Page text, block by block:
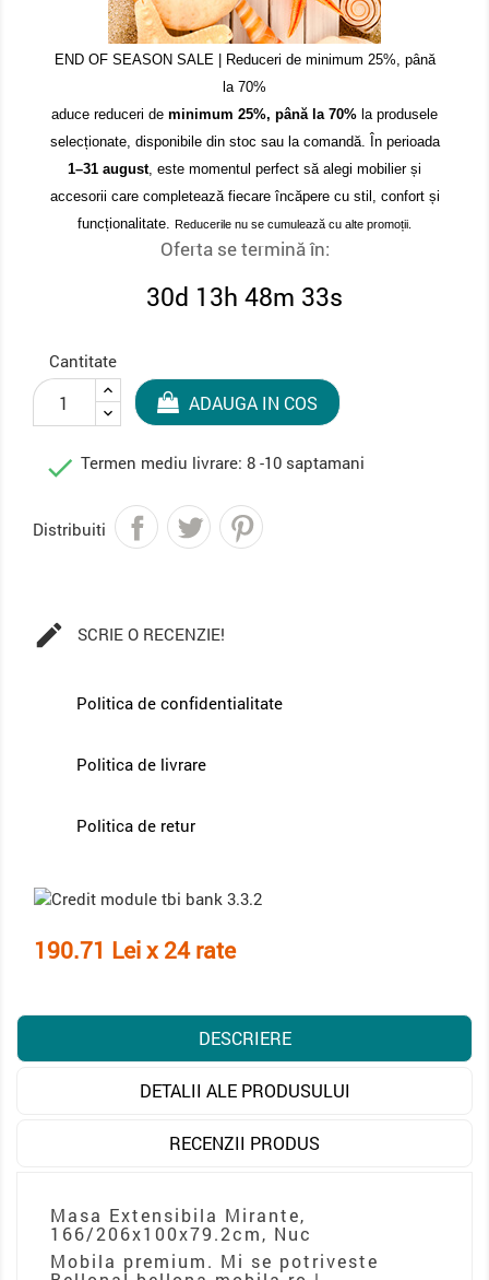
END OF SEASON SALE | Reduceri de minimum 25%, până
la 70%
aduce reduceri de minimum 25%, până la 70% la produsele
selecționate, disponibile din stoc sau la comandă. În perioada
1–31 august, este momentul perfect să alegi mobilier și
accesorii care completează fiecare încăpere cu stil, confort și
funcționalitate. Reducerile nu se cumulează cu alte promoții.
Oferta se termină în:
30d 13h 48m 33s
Cantitate
ADAUGA IN COS
 Termen mediu livrare: 8 -10 saptamani
Distribuiti
 SCRIE O RECENZIE!
Politica de confidentialitate
Politica de livrare
Politica de retur
190.71 Lei x 24 rate
DESCRIERE
DETALII ALE PRODUSULUI
RECENZII PRODUS
Masa Extensibila Mirante,
166/206x100x79.2cm, Nuc
Mobila premium. Mi se potriveste